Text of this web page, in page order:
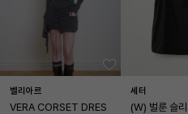
벨리아르
VERA CORSET DRES
세터
(W) 벌룬 슬